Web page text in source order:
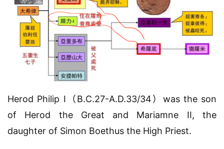
Herod Philip I（B.C.27-A.D.33/34）was the son
of Herod the Great and Mariamne II, the
daughter of Simon Boethus the High Priest.